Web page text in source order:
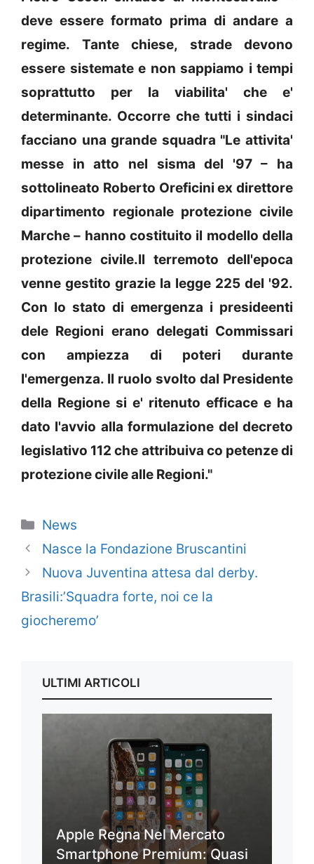
deve essere formato prima di andare a
regime. Tante chiese, strade devono
essere sistemate e non sappiamo i tempi
soprattutto per la viabilita' che e'
determinante. Occorre che tutti i sindaci
facciano una grande squadra "Le attivita'
messe in atto nel sisma del '97 – ha
sottolineato Roberto Oreficini ex direttore
dipartimento regionale protezione civile
Marche – hanno costituito il modello della
protezione civile.Il terremoto dell'epoca
venne gestito grazie la legge 225 del '92.
Con lo stato di emergenza i presideenti
dele Regioni erano delegati Commissari
con ampiezza di poteri durante
l'emergenza. Il ruolo svolto dal Presidente
della Regione si e' ritenuto efficace e ha
dato l'avvio alla formulazione del decreto
legislativo 112 che attribuiva co petenze di
protezione civile alle Regioni."
Categorie
News
Nasce la Fondazione Bruscantini
Nuova Juventina attesa dal derby.
Brasili:’Squadra forte, noi ce la
giocheremo’
ULTIMI ARTICOLI
Apple Regna Nel Mercato
Smartphone Premium: Quasi